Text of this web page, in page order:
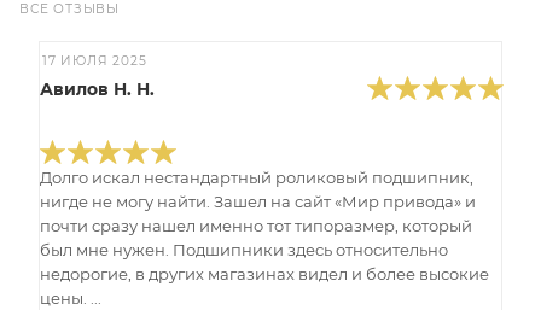
ВСЕ ОТЗЫВЫ
17 ИЮЛЯ 2025
Авилов Н. Н.
Долго искал нестандартный роликовый подшипник,
нигде не могу найти. Зашел на сайт «Мир привода» и
почти сразу нашел именно тот типоразмер, который
был мне нужен. Подшипники здесь относительно
недорогие, в других магазинах видел и более высокие
цены. ...